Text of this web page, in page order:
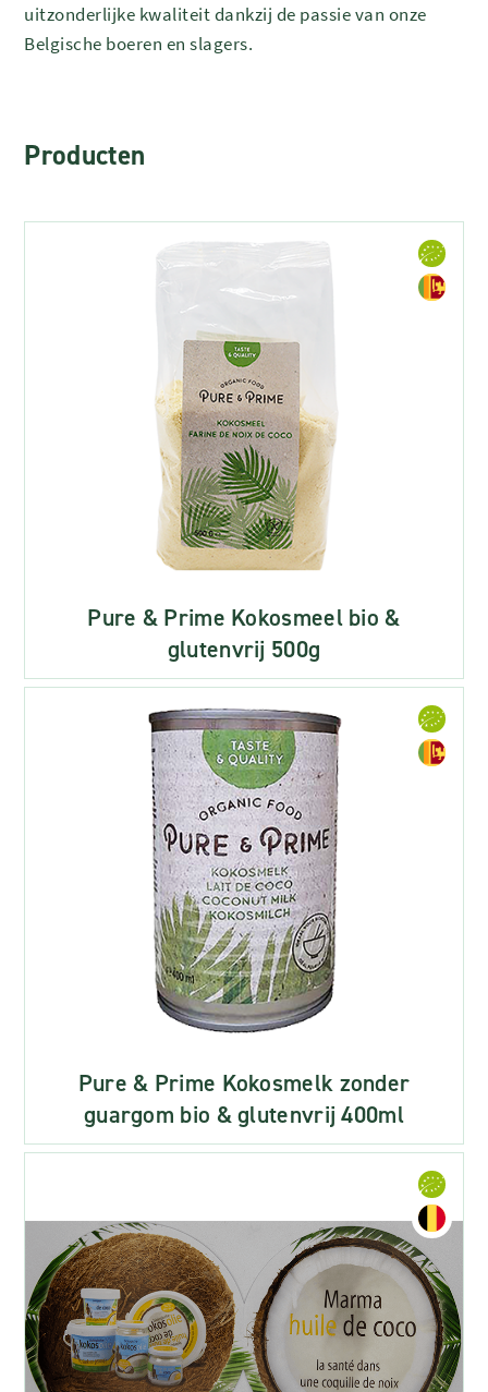
uitzonderlijke kwaliteit dankzij de passie van onze
Belgische boeren en slagers.
Producten
Pure & Prime Kokosmeel bio &
glutenvrij 500g
Pure & Prime Kokosmelk zonder
guargom bio & glutenvrij 400ml